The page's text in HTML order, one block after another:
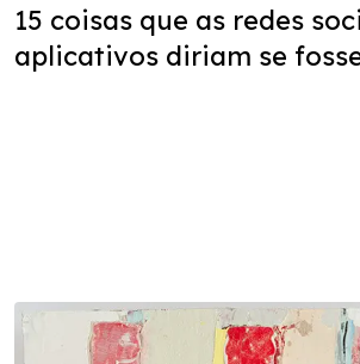
15 coisas que as redes
aplicativos diriam se